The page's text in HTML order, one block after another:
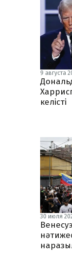
9 августа
келісті
30 июля